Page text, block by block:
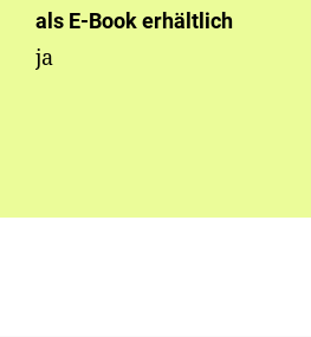
als E-Book erhältlich
ja